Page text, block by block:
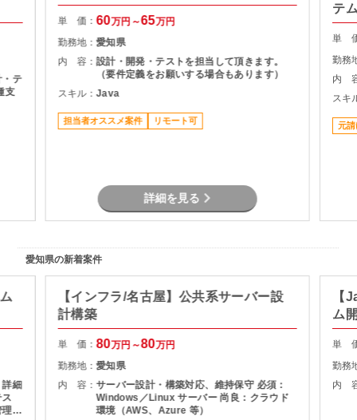
・テ
支
単 価：60万円～65万円
勤務地：愛知県
内 容：設計・開発・テストを担当して頂きます。
（要件定義をお願いする場合もあります）
スキル：Java
担当者オススメ案件 リモート可
詳細を見る
テ
単
勤務
内
スキ
元請
愛知県の新着案件
細
理
【インフラ/名古屋】公共系サーバー設
計構築
単 価：80万円～80万円
勤務地：愛知県
内 容：サーバー設計・構築対応、維持保守 必須：
Windows／Linux サーバー 尚良：クラウド
環境（AWS、Azure 等）
【
ム
単
勤務
内